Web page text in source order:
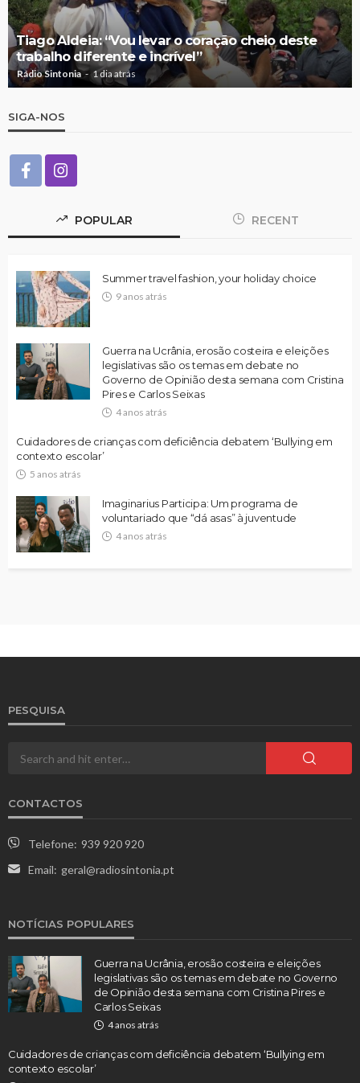
Tiago Aldeia: “Vou levar o coração cheio deste
trabalho diferente e incrível”
Rádio Sintonia 1 dia atrás
SIGA-NOS
POPULAR RECENT
Summer travel fashion, your holiday choice
9 anos atrás
Guerra na Ucrânia, erosão costeira e eleições
legislativas são os temas em debate no
Governo de Opinião desta semana com Cristina
Pires e Carlos Seixas
4 anos atrás
Cuidadores de crianças com deficiência debatem ‘Bullying em
contexto escolar’
5 anos atrás
Imaginarius Participa: Um programa de
voluntariado que “dá asas” à juventude
4 anos atrás
PESQUISA
CONTACTOS
Telefone: 939 920 920
Email: geral@radiosintonia.pt
NOTÍCIAS POPULARES
Guerra na Ucrânia, erosão costeira e eleições
legislativas são os temas em debate no Governo
de Opinião desta semana com Cristina Pires e
Carlos Seixas
4 anos atrás
Cuidadores de crianças com deficiência debatem ‘Bullying em
contexto escolar’